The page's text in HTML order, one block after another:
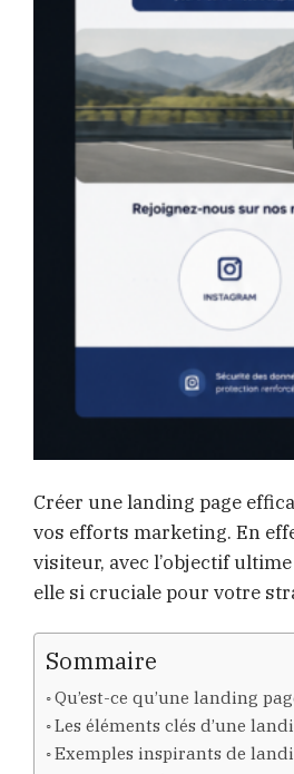
Créer une landing page
vos efforts marketing. En
visiteur, avec l’objectif
elle si cruciale pour votre
Sommaire
Qu’est-ce qu’une landing
Les éléments clés d’une
Exemples inspirants de